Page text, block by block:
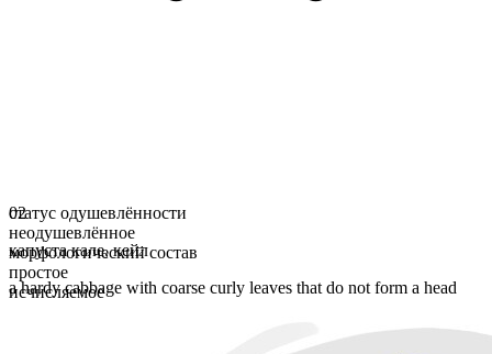
статус одушевлённости
неодушевлённое
морфологический состав
простое
исчисляемое
02
капуста кале,кейл
a hardy cabbage with coarse curly leaves that do not form a head